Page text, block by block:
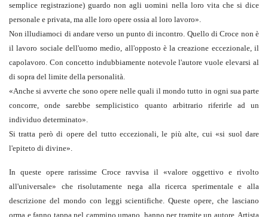
semplice registrazione)guardo non agli uomini nella loro vita che si dice
personale e privata, ma alle loro opere ossia al loro lavoro».
Non illudiamoci di andare verso un punto di incontro. Quello di Croce non è
il lavoro sociale dell'uomo medio, all'opposto è la creazione eccezionale, il
capolavoro. Con concetto indubbiamente notevole l'autore vuole elevarsi al
di sopra del limite della personalità.
«Anche si avverte che sono opere nelle quali il mondo tutto in ogni sua parte
concorre, onde sarebbe semplicistico quanto arbitrario riferirle ad un
individuo determinato».
Si tratta però di opere del tutto eccezionali, le più alte, cui «si suol dare
l'epiteto di divine».
In queste opere rarissime Croce ravvisa il «valore oggettivo e rivolto
all'universale» che risolutamente nega alla ricerca sperimentale e alla
descrizione del mondo con leggi scientifiche. Queste opere, che lasciano
orma e fanno tappa nel cammino umano, hanno per tramite un autore, Artista